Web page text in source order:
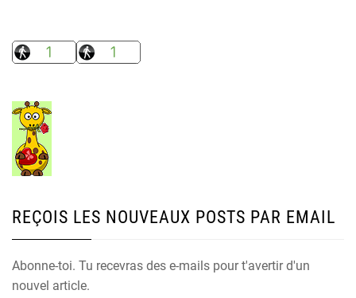
REÇOIS LES NOUVEAUX POSTS PAR EMAIL
Abonne-toi. Tu recevras des e-mails pour t'avertir d'un
nouvel article.